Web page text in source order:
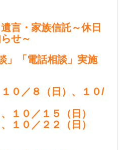
言・家族信託～休日
せ～
」「電話相談」実施
０／８（日）、１０/
１０／１５（日）
１０／２２（日）